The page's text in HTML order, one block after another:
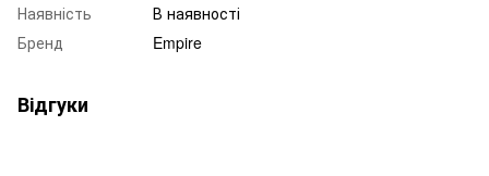
Наявність
В наявності
Бренд
Empire
Відгуки